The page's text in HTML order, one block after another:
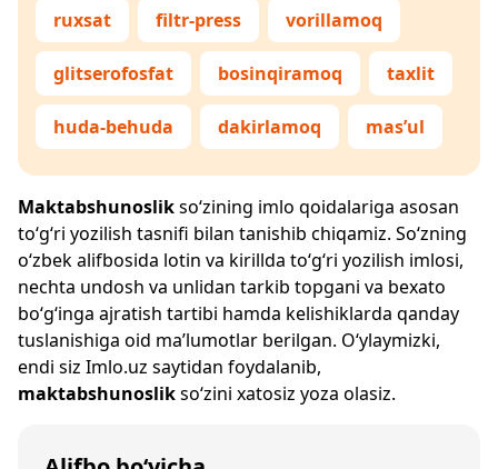
ruxsat filtr-press vorillamoq
glitserofosfat bosinqiramoq taxlit
huda-behuda dakirlamoq mas’ul
Maktabshunoslikso‘zining imlo qoidalariga asosan
to‘g‘ri yozilish tasnifi bilan tanishib chiqamiz. So‘zning
o‘zbek alifbosida lotin va kirillda to‘g‘ri yozilish imlosi,
nechta undosh va unlidan tarkib topgani va bexato
bo‘g‘inga ajratish tartibi hamda kelishiklarda qanday
tuslanishiga oid ma’lumotlar berilgan. O‘ylaymizki,
endi siz Imlo.uz saytidan foydalanib,
maktabshunoslikso‘zini xatosiz yoza olasiz.